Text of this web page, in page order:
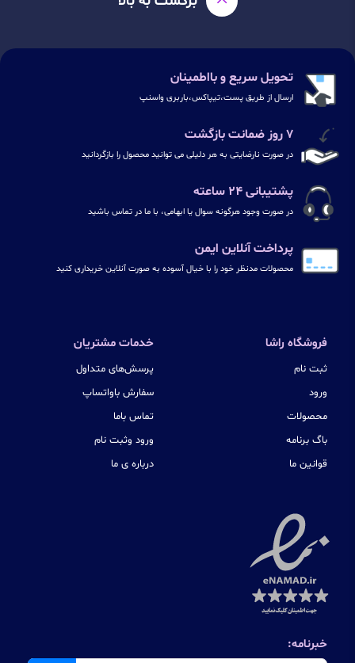
تحویل سریع و بااطمینان
ارسال از طریق پست،تیپاکس،باربری واسنپ
۷ روز ضمانت بازگشت
در صورت نارضایتی به هر دلیلی می توانید محصول را بازگردانید
پشتیبانی ۲۴ ساعته
در صورت وجود هرگونه سوال یا ابهامی، با ما در تماس باشید
پرداخت آنلاین ایمن
محصولات مدنظر خود را با خیال آسوده به صورت آنلاین خریداری کنید
فروشگاه راشا
ثبت نام
ورود
محصولات
باگ برنامه
قوانین ما
خدمات مشتریان
پرسش‌های متداول
سفارش باواتساپ
تماس باما
ورود وثبت نام
درباره ی ما
خبرنامه: